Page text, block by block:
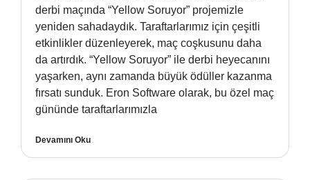
derbi maçında “Yellow Soruyor” projemizle
yeniden sahadaydık. Taraftarlarımız için çeşitli
etkinlikler düzenleyerek, maç coşkusunu daha
da artırdık. “Yellow Soruyor” ile derbi heyecanını
yaşarken, aynı zamanda büyük ödüller kazanma
fırsatı sunduk. Eron Software olarak, bu özel maç
gününde taraftarlarımızla
Devamını Oku